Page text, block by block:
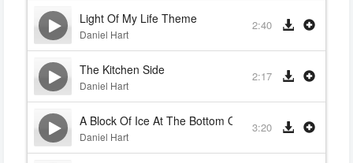
Light Of My Life Theme
Daniel Hart
2:40
The Kitchen Side
Daniel Hart
2:17
A Block Of Ice At The Bottom Of The Ocean
Daniel Hart
3:20